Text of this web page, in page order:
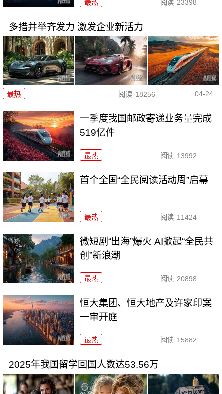
最热 阅读 23398
多措并举齐发力 激发企业新活力
最热 阅读 18256 04-24
一季度我国邮政寄递业务量完成
519亿件
最热 阅读 13992
首个全国“全民阅读活动周”启幕
最热 阅读 11424
微短剧“出海”爆火 AI掀起“全民共
创”新浪潮
最热 阅读 20898
恒大集团、恒大地产及许家印案
一审开庭
最热 阅读 15882
2025年我国留学回国人数达53.56万